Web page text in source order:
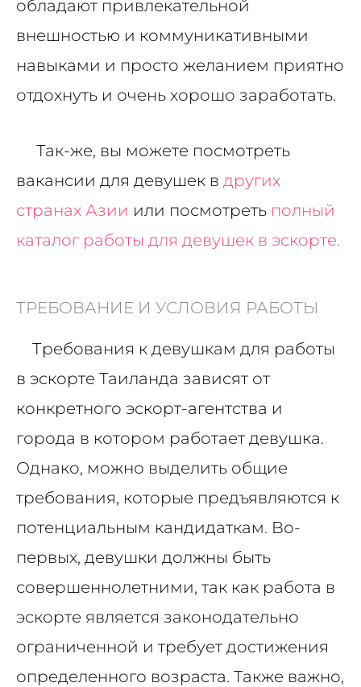
обладают привлекательной
внешностью и коммуникативными
навыками и просто желанием приятно
отдохнуть и очень хорошо заработать.
Так-же, вы можете посмотреть
вакансии для девушек в других
странах Азии или посмотреть полный
каталог работы для девушек в эскорте.
ТРЕБОВАНИЕ И УСЛОВИЯ РАБОТЫ
Требования к девушкам для работы
в эскорте Таиланда зависят от
конкретного эскорт-агентства и
города в котором работает девушка.
Однако, можно выделить общие
требования, которые предъявляются к
потенциальным кандидаткам. Во-
первых, девушки должны быть
совершеннолетними, так как работа в
эскорте является законодательно
ограниченной и требует достижения
определенного возраста. Также важно,